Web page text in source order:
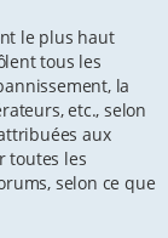
le plus haut
tous les
la
etc., selon
aux
toutes les
selon ce que